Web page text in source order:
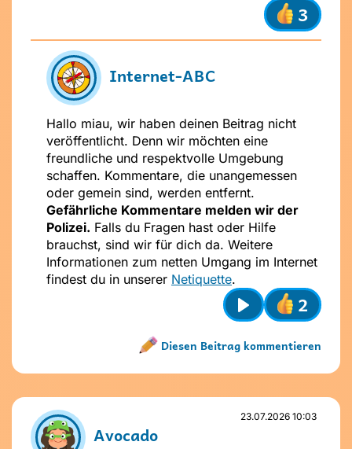
folgende
Ist mein Text freundlich und
respektvoll?
Ist mein Beitrag für alle verständlich?
Möchte ich, dass andere das über
mich wissen?
3
Internet-ABC
Hallo miau, wir haben deinen Beitrag nicht
veröffentlicht. Denn wir möchten eine
freundliche und respektvolle Umgebung
schaffen. Kommentare, die unangemessen
oder gemein sind, werden entfernt.
Gefährliche Kommentare melden wir der
Polizei. Falls du Fragen hast oder Hilfe
brauchst, sind wir für dich da. Weitere
Informationen zum netten Umgang im Internet
findest du in unserer Netiquette.
Play
2
Diesen Beitrag kommentieren
Name nicht vergeben
Name und Avatar ändern
Avocado
23.07.2026 10:03